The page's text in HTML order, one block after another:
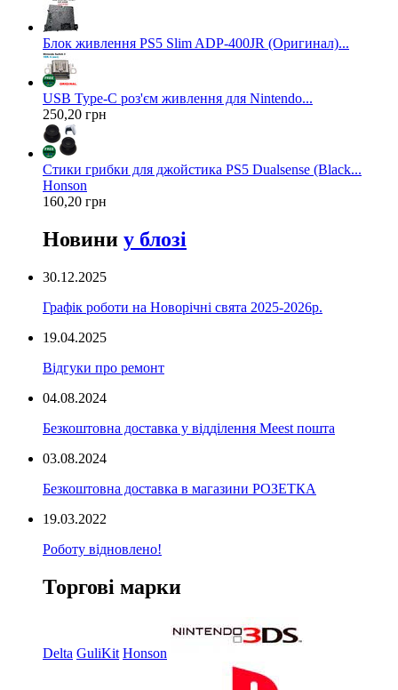
Блок живлення PS5 Slim ADP-400JR (Оригинал)...
USB Type-C роз'єм живлення для Nintendo...
250,20 грн
Стики грибки для джойстика PS5 Dualsense (Black...
Honson
160,20 грн
Новини у блозі
30.12.2025
Графік роботи на Новорічні свята 2025-2026р.
19.04.2025
Відгуки про ремонт
04.08.2024
Безкоштовна доставка у відділення Meest пошта
03.08.2024
Безкоштовна доставка в магазини РОЗЕТКА
19.03.2022
Роботу відновлено!
Торгові марки
Delta GuliKit Honson